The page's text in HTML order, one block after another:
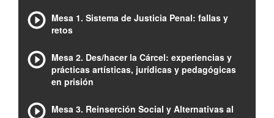
Mesa 1. Sistema de Justicia Penal: fallas y
retos
Mesa 2. Des/hacer la Cárcel: experiencias y
prácticas artísticas, jurídicas y pedagógicas
en prisión
Mesa 3. Reinserción Social y Alternativas al